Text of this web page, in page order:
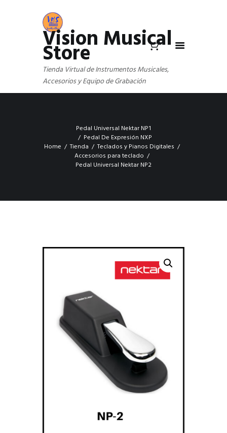
Vision Musical
Store
Tienda Virtual de Instrumentos Musicales,
Accesorios y Equipo de Grabación
Pedal Universal Nektar NP1
Pedal De Expresión NXP
Home
Tienda
Teclados y Pianos Digitales
Accesorios para teclado
Pedal Universal Nektar NP2